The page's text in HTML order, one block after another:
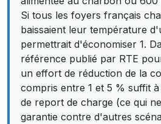
Si tous les foyers français
baissaient leur température
permettrait d'économiser 1.
référence publié par RTE
un effort de réduction de la
compris entre 1 et 5 % suffit
de report de charge (ce qui
garantie contre d'autres